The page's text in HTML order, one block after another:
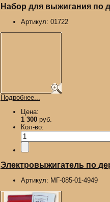
Набор для выжигания по
Артикул: 01722
Подробнее...
Цена:
1 300 руб.
Кол-во:
Электровыжигатель по
Артикул: МГ-085-01-4949